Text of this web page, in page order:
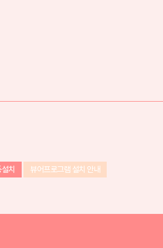
치 뷰어프로그램 설치 안내